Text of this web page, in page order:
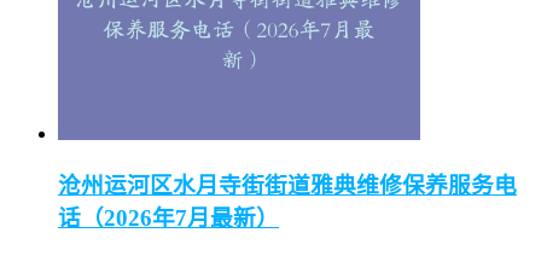
沧州运河区水月寺街街道雅典维修保养服务电
话（2026年7月最新）